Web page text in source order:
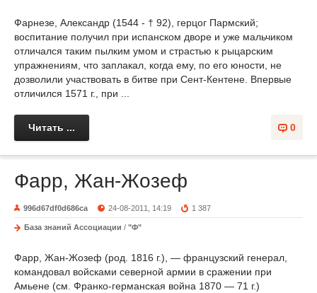
Фарнезе, Александр (1544 - † 92), герцог Пармский;
воспитание получил при испанском дворе и уже мальчиком
отличался таким пылким умом и страстью к рыцарским
упражнениям, что заплакал, когда ему, по его юности, не
дозволили участвовать в битве при Сент-Кентене. Впервые
отличился 1571 г., при ...
0
Читать ...
Фарр, Жан-Жозеф
996d67df0d686ca 24-08-2011, 14:19 1 387
База знаний Ассоциации / "Ф"
Фарр, Жан-Жозеф (род. 1816 г.), — французский генерал,
командовал войсками северной армии в сражении при
Амьене (см. Франко-германская война 1870 — 71 г.)